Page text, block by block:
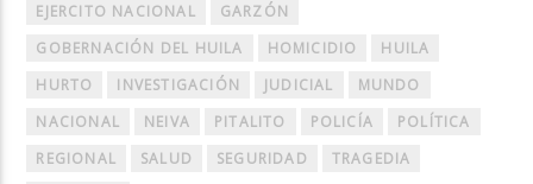
EJERCITO NACIONAL
GARZÓN
GOBERNACIÓN DEL HUILA
HOMICIDIO
HUILA
HURTO
INVESTIGACIÓN JUDICIAL
MUNDO
NACIONAL
NEIVA PITALITO POLICÍA
POLÍTICA
REGIONAL
SALUD SEGURIDAD
TRAGEDIA